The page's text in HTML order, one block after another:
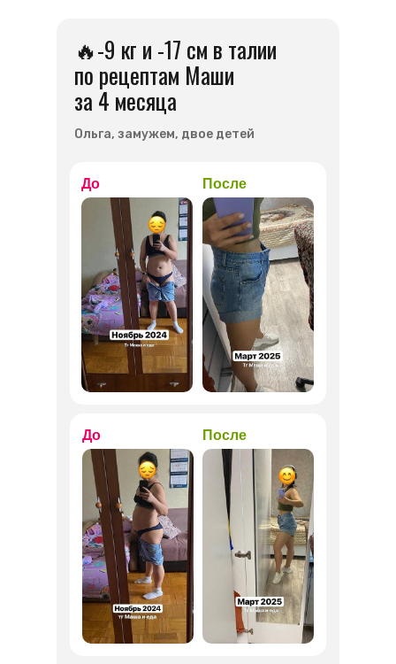
🔥-9 кг и -17 см в талии
по рецептам Маши
за 4 месяца
Ольга, замужем, двое детей
До После
До После